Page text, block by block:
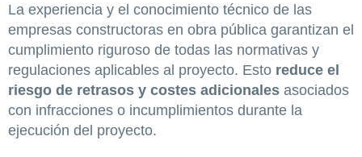
La experiencia y el conocimiento técnico de las
empresas constructoras en obra pública garantizan el
cumplimiento riguroso de todas las normativas y
regulaciones aplicables al proyecto. Esto reduce el
riesgo de retrasos y costes adicionales asociados
con infracciones o incumplimientos durante la
ejecución del proyecto.